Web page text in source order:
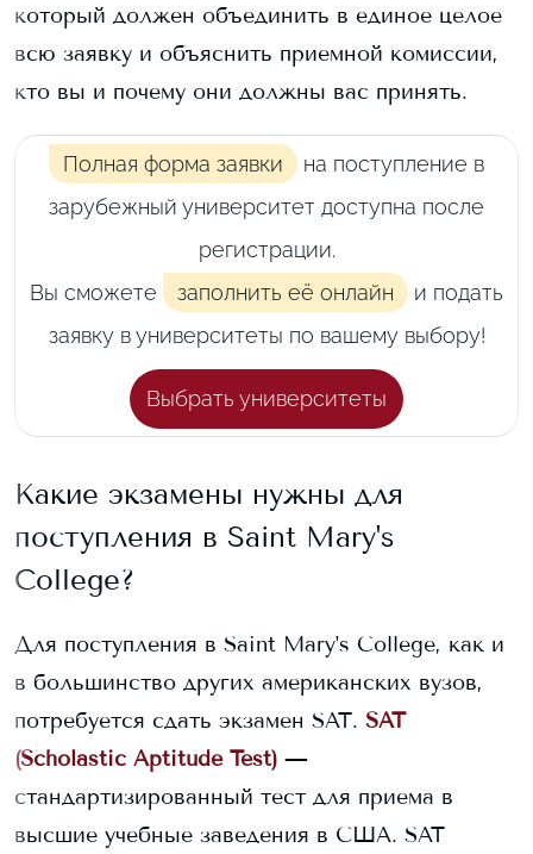
который должен объединить в единое целое
всю заявку и объяснить приемной комиссии,
кто вы и почему они должны вас принять.
Полная форма заявки
на поступление в
зарубежный университет доступна после
регистрации.
Вы сможете
заполнить её онлайн
и подать
заявку в университеты по вашему выбору!
Выбрать университеты
Какие экзамены нужны для
поступления в Saint Mary's
College?
Для поступления в Saint Mary's College, как и
в большинство других американских вузов,
потребуется сдать экзамен SAT. SAT
(Scholastic Aptitude Test) —
стандартизированный тест для приема в
высшие учебные заведения в США. SAT